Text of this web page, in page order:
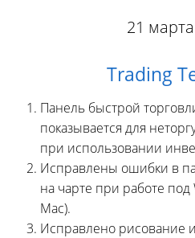
21
Trading
Панель быстрой
показывается для
при использовании
Исправлены ошибки в
на чарте при работе
Mac).
Исправлено рисование